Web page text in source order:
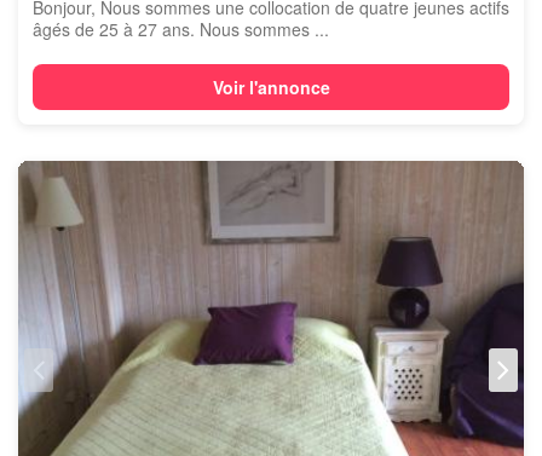
Bonjour, Nous sommes une collocation de quatre jeunes actifs
âgés de 25 à 27 ans. Nous sommes ...
Voir l'annonce